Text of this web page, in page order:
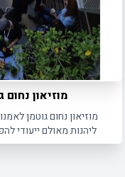
מוזיאון
מוזיאון נחום גוטמן
ליהנות מאולם ייעודי